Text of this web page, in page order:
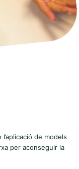
de models
per aconseguir la